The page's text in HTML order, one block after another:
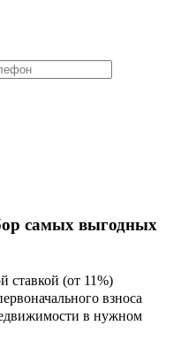
самых выгодных
ставкой (от 11%)
взноса
в нужном